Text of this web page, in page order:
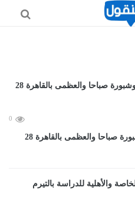
0
الطقس غدا.. مائل للحرارة نهارا وشبورة صباحا والعظمى بالقاهرة 28